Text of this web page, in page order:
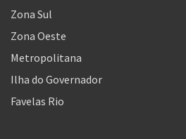
Zona Sul
Zona Oeste
Metropolitana
Ilha do Governador
Favelas Rio